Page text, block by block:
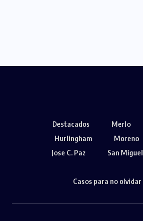
Destacados
Merlo
Hurlingham
Moreno
Jose C. Paz
San Miguel
Casos para no olvidar